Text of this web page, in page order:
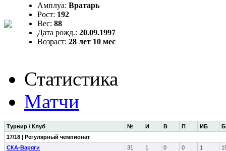
Амплуа: Вратарь
Рост: 192
Вес: 88
Дата рожд.: 20.09.1997
Возраст: 28 лет 10 мес
Статистика
Матчи
Турнир / Клуб № И В П ИБ
17/18 | Регулярный чемпионат
СКА-Варяги
31 1 0 0 1